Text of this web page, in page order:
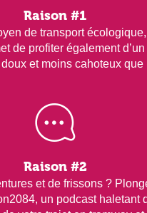
Raison #1
de transport
de profiter également
et moins cahoteux que
Raison #2
et de frissons ?
un podcast haletant